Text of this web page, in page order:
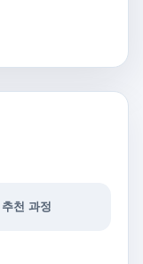
추천 과정